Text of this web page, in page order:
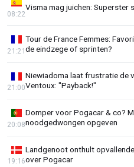
Visma mag juichen: Superster
08:22
Tour de France Femmes:
de eindzege of sprinten?
21:21
Niewiadoma laat frustratie de
Ventoux: "Payback!"
21:00
Domper voor Pogacar & co?
noodgedwongen opgeven
20:08
Landgenoot onthult
over Pogacar
19:16